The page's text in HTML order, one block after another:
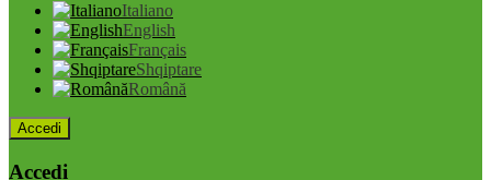
Italiano
English
Français
Shqiptare
Română
Accedi
Accedi